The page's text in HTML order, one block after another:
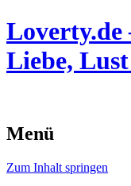
Liebe,
Menü
Zum Inhalt springen